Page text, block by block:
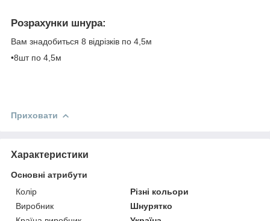
Розрахунки шнура:
Вам знадобиться 8 відрізків по 4,5м
•8шт по 4,5м
Приховати
Характеристики
Основні атрибути
Колір
Різні кольори
Виробник
Шнурятко